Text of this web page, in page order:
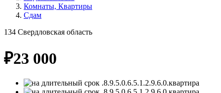
Комнаты, Квартиры
Сдам
134 Свердловская область
₽23 000